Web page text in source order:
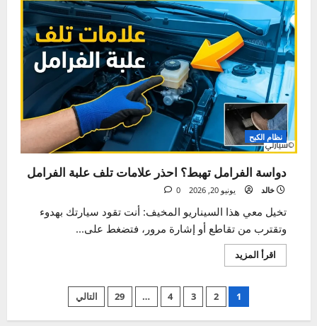
العناية الداخلية والخارجية
دليلك الآمن لتنظيف سقف السيارة الداخلي خطوة
بخطوة
خالد يونيو 26, 2026 0
عندما نفكر في نظافة سياراتنا، تذهب أعيننا مباشرة إلى لوحة
القيادة اللامعة، المقاعد المرتبة، والأرضيات النظيفة. لكن...
اقرأ المزيد اقرأ
المزيد
دليلك
الآمن
لتنظيف
سقف
السيارة
الداخلي
خطوة